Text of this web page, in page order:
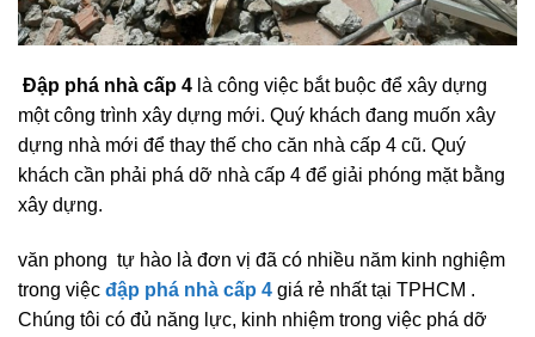
Đập phá nhà cấp 4là công việc bắt buộc để xây dựng
một công trình xây dựng mới. Quý khách đang muốn xây
dựng nhà mới để thay thế cho căn nhà cấp 4 cũ. Quý
khách cần phải phá dỡ nhà cấp 4 để giải phóng mặt bằng
văn phong tự hào là đơn vị đã có nhiều năm kinh nghiệm
trong việc đập phá nhà cấp 4 giá rẻ nhất tại TPHCM .